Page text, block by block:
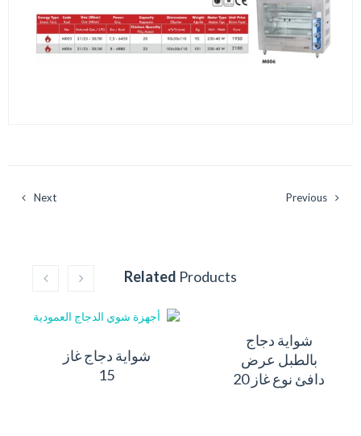
Previous
Next
Related Products
شواية دجاج غاز
15
شواية دجاج
بالطبل عرض
دافئ نوع غاز 20